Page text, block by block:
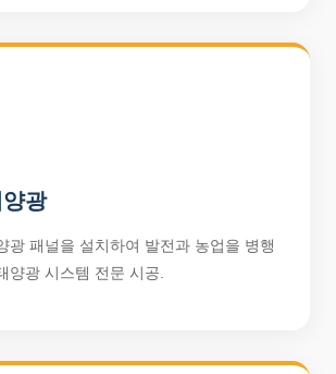
광
광 패널을 설치하여 발전과 농업을 병행
양광 시스템 전문 시공.